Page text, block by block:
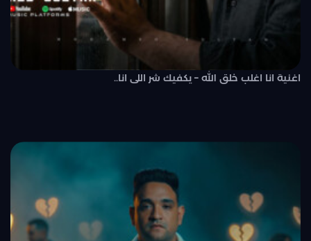
اغنية انا اغلب خلق الله – يكفيك شر اللى انا..